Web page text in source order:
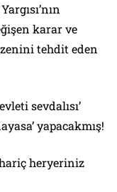
karar ve
tehdit eden
sevdalısı’
yapacakmış!
hariç heryeriniz